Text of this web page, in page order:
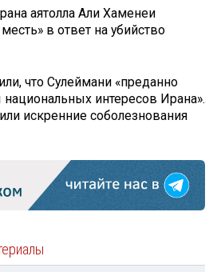
аятолла Али Хаменеи
в ответ на убийство
что Сулеймани «преданно
интересов Ирана».
искренние соболезнования